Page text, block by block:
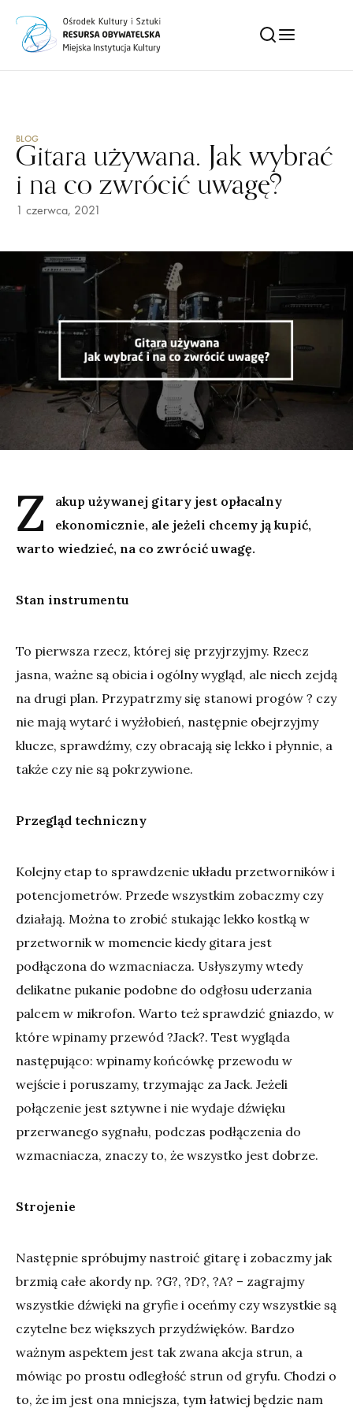
BLOG
Gitara używana. Jak wybrać
i na co zwrócić uwagę?
1 czerwca, 2021
Z
akup używanej gitary jest opłacalny
ekonomicznie, ale jeżeli chcemy ją kupić,
warto wiedzieć, na co zwrócić uwagę.
Stan instrumentu
To pierwsza rzecz, której się przyjrzyjmy. Rzecz
jasna, ważne są obicia i ogólny wygląd, ale niech zejdą
na drugi plan. Przypatrzmy się stanowi progów ? czy
nie mają wytarć i wyżłobień, następnie obejrzyjmy
klucze, sprawdźmy, czy obracają się lekko i płynnie, a
także czy nie są pokrzywione.
Przegląd techniczny
Kolejny etap to sprawdzenie układu przetworników i
potencjometrów. Przede wszystkim zobaczmy czy
działają. Można to zrobić stukając lekko kostką w
przetwornik w momencie kiedy gitara jest
podłączona do wzmacniacza. Usłyszymy wtedy
delikatne pukanie podobne do odgłosu uderzania
palcem w mikrofon. Warto też sprawdzić gniazdo, w
które wpinamy przewód ?Jack?. Test wygląda
następująco: wpinamy końcówkę przewodu w
wejście i poruszamy, trzymając za Jack. Jeżeli
połączenie jest sztywne i nie wydaje dźwięku
przerwanego sygnału, podczas podłączenia do
wzmacniacza, znaczy to, że wszystko jest dobrze.
Strojenie
Następnie spróbujmy nastroić gitarę i zobaczmy jak
brzmią całe akordy np. ?G?, ?D?, ?A? – zagrajmy
wszystkie dźwięki na gryfie i oceńmy czy wszystkie są
czytelne bez większych przydźwięków. Bardzo
ważnym aspektem jest tak zwana akcja strun, a
mówiąc po prostu odległość strun od gryfu. Chodzi o
to, że im jest ona mniejsza, tym łatwiej będzie nam